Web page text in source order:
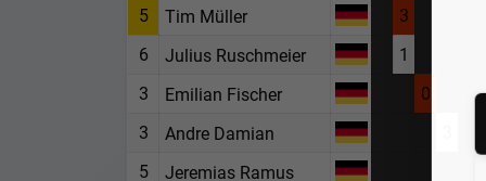
5 Tim Müller 3
6 Julius Ruschmeier 1
3
Emilian Fischer 0
3
Andre Damian
5
Jeremias Ramus